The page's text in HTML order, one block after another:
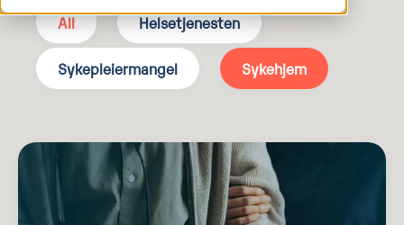
All Helsetjenesten
Sykepleiermangel Sykehjem